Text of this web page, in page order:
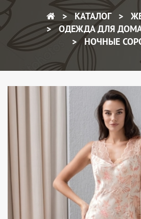
КАТАЛОГ
ОДЕЖДА ДЛЯ
НОЧНЫЕ